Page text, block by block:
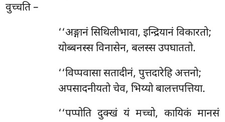
वुच्चति –
‘‘अङ्गानं सिथिलीभावा, इन्द्रियानं विकारतो;
योब्बनस्स विनासेन, बलस्स उपघाततो.
‘‘विप्पवासासतादीनं, पुत्तदारेहि अत्तनो;
अपसादनीयतो चेव, भिय्यो बालत्तपत्तिया.
‘‘पप्पोति दुक्खं यं मच्चो, कायिकं मानसं